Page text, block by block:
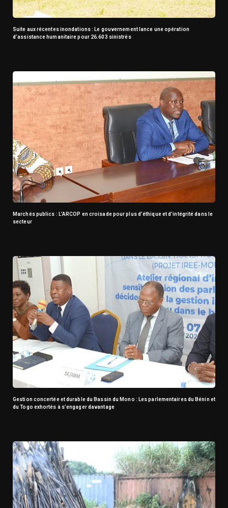
Suite aux récentes inondations : Le gouvernement lance une opération
d’assistance humanitaire pour 26.603 sinistrés
Marchés publics : L’ARCOP en croisade pour plus d’éthique et d’intégrité dans le
secteur
Gestion concertée et durable du Bassin du Mono : Les parlementaires du Bénin et
du Togo exhortés à s’engager davantage